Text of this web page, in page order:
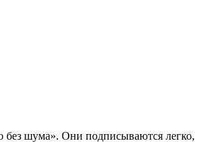
шума». Они подписываются легко,